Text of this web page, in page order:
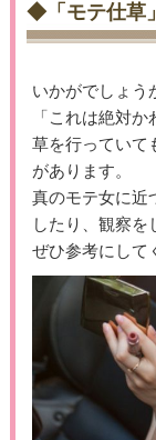
◆「モテ仕草
いかがでしょう
「これは絶対
草を行っていて
があります。
真のモテ女に近
したり、観察を
ぜひ参考にして